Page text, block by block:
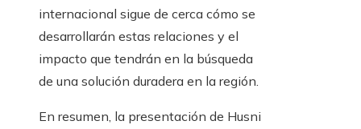
internacional sigue de cerca cómo se
desarrollarán estas relaciones y el
impacto que tendrán en la búsqueda
de una solución duradera en la región.
En resumen, la presentación de Husni